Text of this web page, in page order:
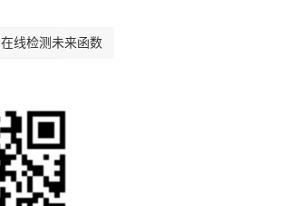
在线检测未来函数